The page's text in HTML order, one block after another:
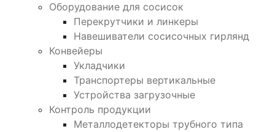
Оборудование для сосисок
Перекрутчики и линкеры
Навешиватели сосисочных гирлянд
Конвейеры
Укладчики
Транспортеры вертикальные
Устройства загрузочные
Контроль продукции
Металлодетекторы трубного типа